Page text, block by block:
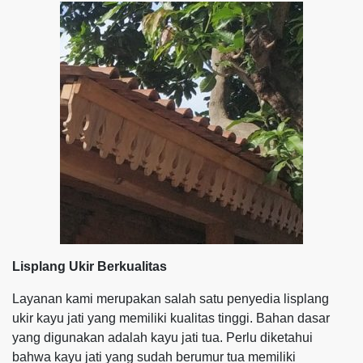
Lisplang Ukir Berkualitas
Layanan kami merupakan salah satu penyedia lisplang
ukir kayu jati yang memiliki kualitas tinggi. Bahan dasar
yang digunakan adalah kayu jati tua. Perlu diketahui
bahwa kayu jati yang sudah berumur tua memiliki